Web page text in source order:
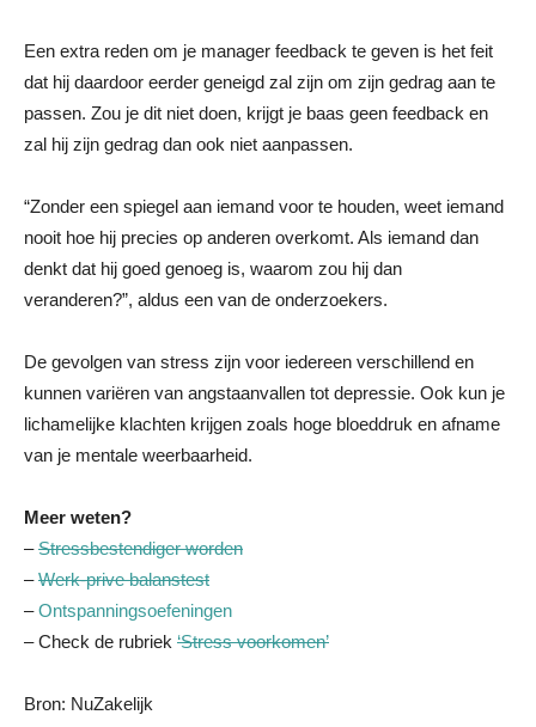
Een extra reden om je manager feedback te geven is het feit
dat hij daardoor eerder geneigd zal zijn om zijn gedrag aan te
passen. Zou je dit niet doen, krijgt je baas geen feedback en
zal hij zijn gedrag dan ook niet aanpassen.
“Zonder een spiegel aan iemand voor te houden, weet iemand
nooit hoe hij precies op anderen overkomt. Als iemand dan
denkt dat hij goed genoeg is, waarom zou hij dan
veranderen?”, aldus een van de onderzoekers.
De gevolgen van stress zijn voor iedereen verschillend en
kunnen variëren van angstaanvallen tot depressie. Ook kun je
lichamelijke klachten krijgen zoals hoge bloeddruk en afname
van je mentale weerbaarheid.
Meer weten?
–Stressbestendiger worden
–Werk-prive balanstest
–Ontspanningsoefeningen
– Check de rubriek ‘Stress voorkomen’
Bron: NuZakelijk